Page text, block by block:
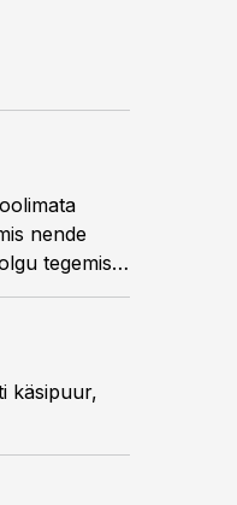
nende
tegemist
käsipuur,